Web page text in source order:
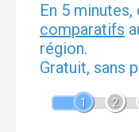
En 5 minutes,
comparatifs
région.
Gratuit, sans
1 2